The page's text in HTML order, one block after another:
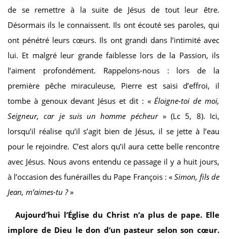
de se remettre à la suite de Jésus de tout leur être.
Désormais ils le connaissent. Ils ont écouté ses paroles, qui
ont pénétré leurs cœurs. Ils ont grandi dans l’intimité avec
lui. Et malgré leur grande faiblesse lors de la Passion, ils
l’aiment profondément. Rappelons-nous : lors de la
première pêche miraculeuse, Pierre est saisi d’effroi, il
tombe à genoux devant Jésus et dit : « Éloigne-toi de moi,
Seigneur, car je suis un homme pécheur » (Lc 5, 8). Ici,
lorsqu’il réalise qu’il s’agit bien de Jésus, il se jette à l’eau
pour le rejoindre. C’est alors qu’il aura cette belle rencontre
avec Jésus. Nous avons entendu ce passage il y a huit jours,
à l’occasion des funérailles du Pape François : « Simon, fils de
Jean, m’aimes-tu ?»
Aujourd’hui l’Église du Christ n’a plus de pape. Elle
implore de Dieu le don d’un pasteur selon son cœur.